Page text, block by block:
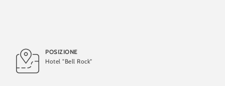
POSIZIONE
Hotel "Bell Rock”